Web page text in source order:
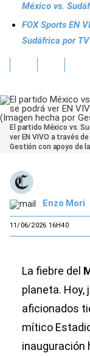
México vs.
FOX Sports EN
Sudáfrica por TV
El partido México vs.
ver EN VIVO a través
Gestión con apoyo de
Enzo Mori
11/06/2026 16H40
La fiebre del
planeta. Hoy,
aficionados
mítico
inauguración